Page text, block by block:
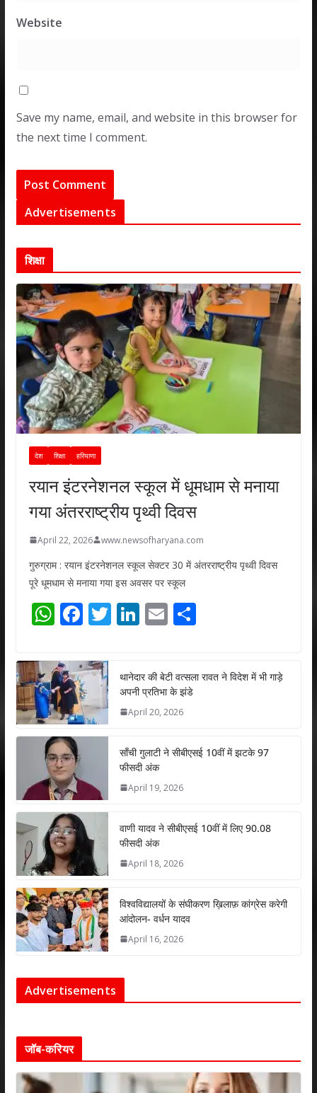
Website
Save my name, email, and website in this browser for
the next time I comment.
Advertisements
शिक्षा
देश शिक्षा हरियाणा
रयान इंटरनेशनल स्कूल में धूमधाम से मनाया
गया अंतरराष्ट्रीय पृथ्वी दिवस
April 22, 2026 www.newsofharyana.com
गुरुग्राम : रयान इंटरनेशनल स्कूल सेक्टर 30 में अंतरराष्ट्रीय पृथ्वी दिवस
पूरे धूमधाम से मनाया गया इस अवसर पर स्कूल
W
at
s
A
p
p
F
e
b
o
o
T
er
Li
e
dI
E
l
S
e
थानेदार की बेटी वत्सला रावत ने विदेश में भी गाड़े
अपनी प्रतिभा के झंडे
April 20, 2026
साँची गुलाटी ने सीबीएसई 10वीं में झटके 97
फीसदी अंक
April 19, 2026
वाणी यादव ने सीबीएसई 10वीं में लिए 90.08
फीसदी अंक
April 18, 2026
विश्वविद्यालयों के संघीकरण ख़िलाफ़ कांग्रेस करेगी
आंदोलन- वर्धन यादव
April 16, 2026
Advertisements
जॉब-करियर